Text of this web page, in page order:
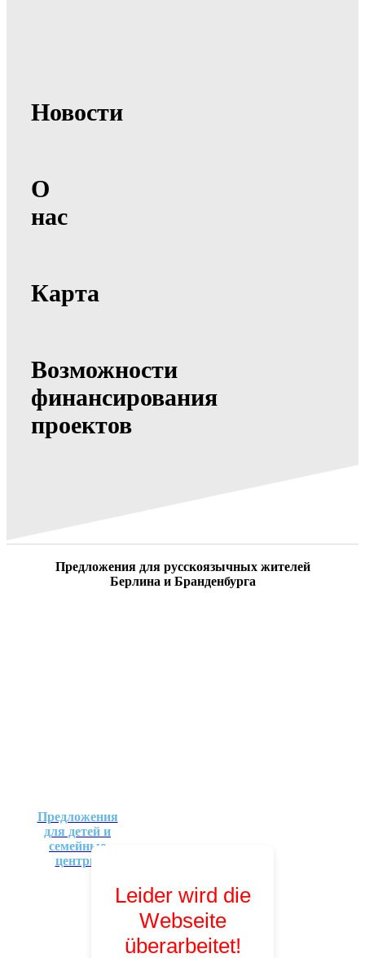
Новости
О
нас
Карта
Возможности
финансирования
проектов
Предложения для русскоязычных жителей
Берлина и Бранденбурга
Предложения
для детей и
семейные
центры
Leider wird die
Webseite
überarbeitet!